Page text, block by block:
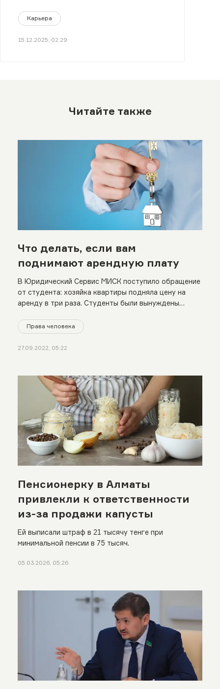
Карьера
15.12.2025, 02:29
Читайте также
Что делать, если вам
поднимают арендную плату
В Юридический Сервис МИСК поступило обращение
от студента: хозяйка квартиры подняла цену на
аренду в три раза. Студенты были вынуждены
почему это незаконно и что делать, если вам
поднимают цену за аренду жилья.
Права человека
27.09.2022, 05:22
Пенсионерку в Алматы
привлекли к ответственности
из-за продажи капусты
Ей выписали штраф в 21 тысячу тенге при
минимальной пенсии в 75 тысяч.
05.03.2026, 05:26